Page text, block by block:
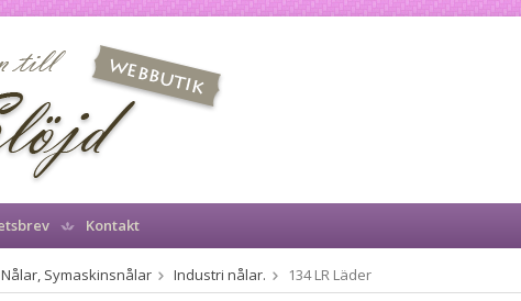
Kontakt
Nålar, Symaskinsnålar Industri nålar. 134 LR Läder